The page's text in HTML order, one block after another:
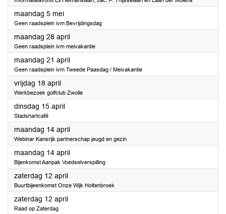
maandag 5 mei2025
Geen raadsplein ivm Bevrijdingsdag
maandag 28 april2025
Geen raadsplein ivm meivakantie
maandag 21 april2025
Geen raadsplein ivm Tweede Paasdag / Meivakantie
vrijdag 18 april2025
Werkbezoek golfclub Zwolle
dinsdag 15 april2025
Stadshartcafé
maandag 14 april2025
Webinar Kansrijk partnerschap jeugd en gezin
maandag 14 april2025
Bijenkomst Aanpak Voedselverspilling
zaterdag 12 april2025
Buurtbijeenkomst Onze Wijk Holtenbroek
zaterdag 12 april2025
Raad op Zaterdag